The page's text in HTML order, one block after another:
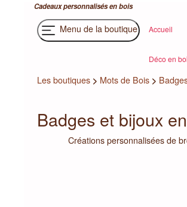
Cadeaux personnalisés en bois
Menu de la boutique Accueil
Déco en
Les boutiques > Mots de Bois >
Badges et bijoux
Créations personnalisées de